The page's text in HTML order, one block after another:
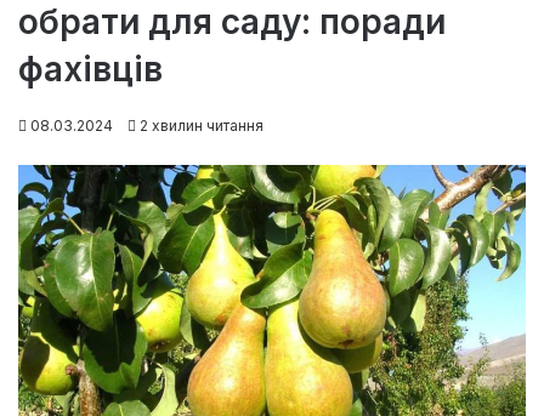
обрати для саду: поради
фахівців
08.03.2024 2 хвилин читання